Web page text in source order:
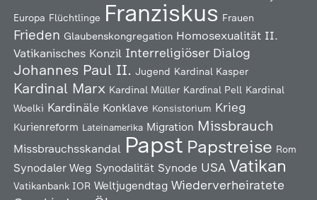
Europa Flüchtlinge Franziskus Frauen
Frieden Glaubenskongregation Homosexualität II.
Vatikanisches Konzil Interreligiöser Dialog
Johannes Paul II. Jugend Kardinal Kasper
Kardinal Marx Kardinal Müller Kardinal Pell Kardinal
Woelki Kardinäle Konklave Konsistorium Krieg
Kurienreform Lateinamerika Migration Missbrauch
Missbrauchsskandal Papst Papstreise Rom
Synodaler Weg Synodalität Synode USA Vatikan
Vatikanbank IOR Weltjugendtag Wiederverheiratete